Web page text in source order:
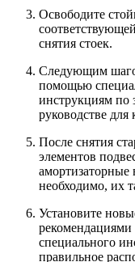
Освободите
снятия стоек.
Следующим
помощью
инструкциям по
руководстве
После снятия
элементов
необходимо, их
Установите
специального
правильное